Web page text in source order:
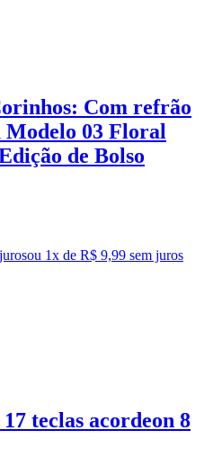
Com refrão
Modelo 03 Floral
de Bolso
ou 1x de R$ 9,99 sem juros
teclas acordeon 8